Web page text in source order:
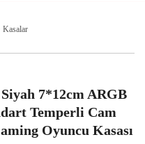
Kasalar
7*12cm ARGB
Temperli Cam
Oyuncu Kasası